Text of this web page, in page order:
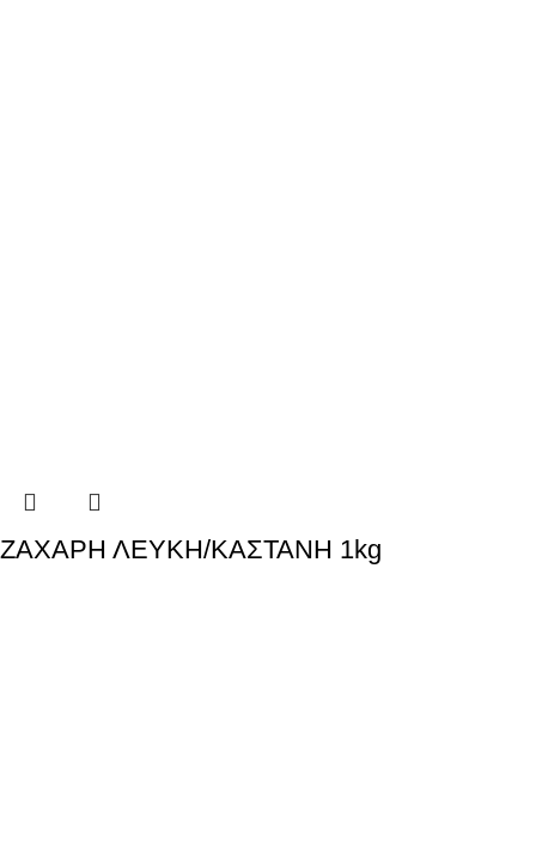
ΖΑΧΑΡΗ ΛΕΥΚΗ/ΚΑΣΤΑΝΗ 1kg